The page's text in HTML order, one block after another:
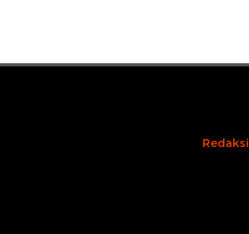
Redaksi